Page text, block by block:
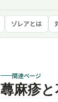
ゾレアとは
関連ページ
蕁麻疹